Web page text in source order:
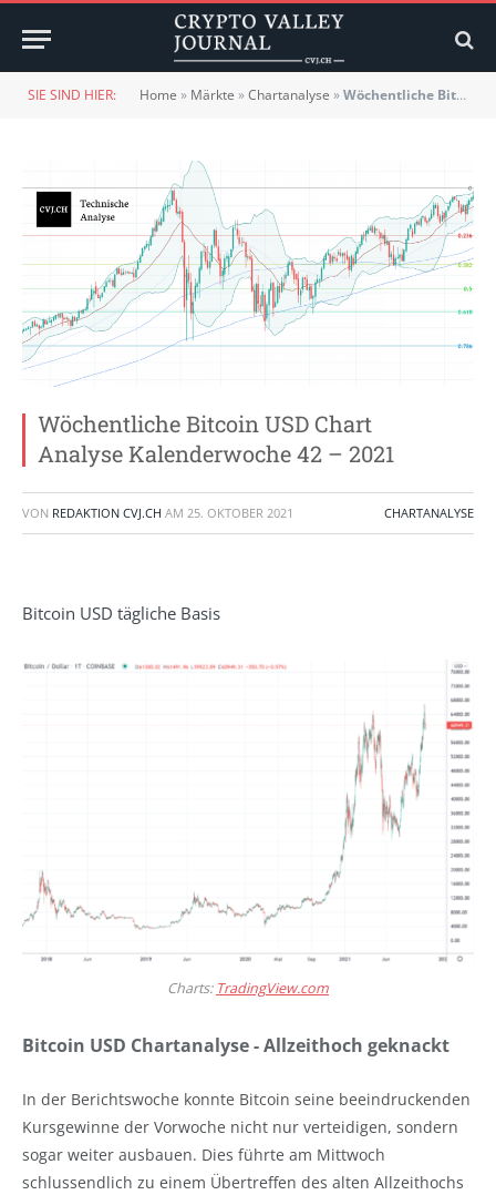
SIE SIND HIER: Home » Märkte »Chartanalyse »Wöchentliche Bitcoin USD Chart Analyse Kalenderwoche 42 – 2021
Wöchentliche Bitcoin USD Chart
Analyse Kalenderwoche 42 – 2021
VON REDAKTION CVJ.CH AM 25. OKTOBER 2021 CHARTANALYSE
Bitcoin USD tägliche Basis
Charts: TradingView.com
Bitcoin USD Chartanalyse - Allzeithoch geknackt
In der Berichtswoche konnte Bitcoin seine beeindruckenden
Kursgewinne der Vorwoche nicht nur verteidigen, sondern
sogar weiter ausbauen. Dies führte am Mittwoch
schlussendlich zu einem Übertreffen des alten Allzeithochs